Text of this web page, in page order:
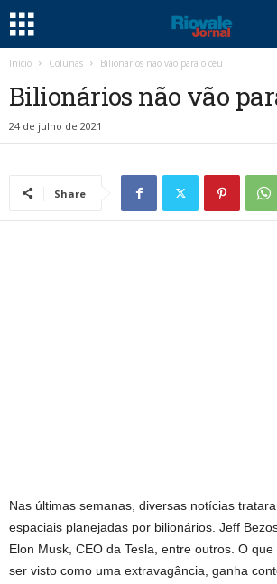
Início Colunas Bilionários não vão para o céu
Bilionários não vão
24 de julho de 2021
Share
Nas últimas semanas, diversas notícias
espaciais planejadas por bilionários. Jeff
Elon Musk, CEO da Tesla, entre outros. O
ser visto como uma extravagância, ganha